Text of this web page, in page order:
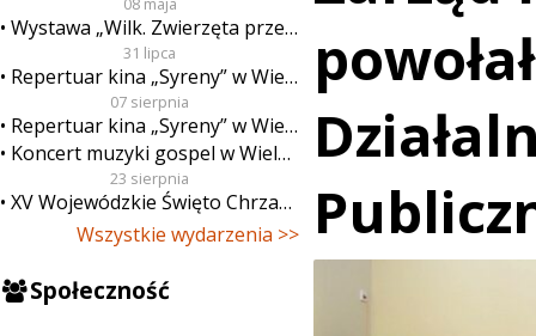
Wystawa „Wilk. Zwierzęta przeklęte”
31 lipca
Repertuar kina „Syreny” w Wieluniu w dn. od 31 lipca do 6 sierpnia
07 sierpnia
Repertuar kina „Syreny” w Wieluniu w dn. od 7 do 13 sierpnia
Koncert muzyki gospel w Wieluniu
23 sierpnia
XV Wojewódzkie Święto Chrzanu
Wszystkie wydarzenia >>
Społeczność